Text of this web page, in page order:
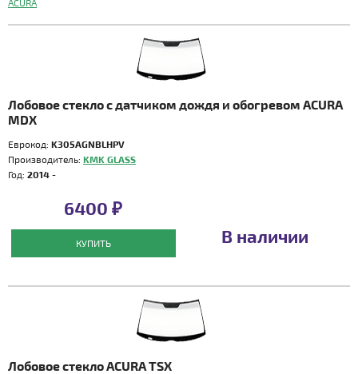
ACURA
Лобовое стекло с датчиком дождя и обогревом ACURA
MDX
Еврокод: K305AGNBLHPV
Производитель: KMK GLASS
Год: 2014 -
6400 ₽
КУПИТЬ В наличии
Лобовое стекло ACURA TSX